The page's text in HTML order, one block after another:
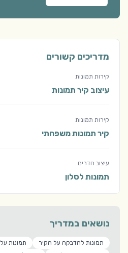
מדריכים קשורים
קירות תמונות
עיצוב קיר תמונות
קירות תמונות
קיר תמונות משפחתי
עיצוב חדרים
תמונות לסלון
נושאים במדריך
תמונות להדבקה על הקיר
תמונות